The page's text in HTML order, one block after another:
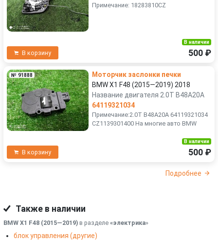
Примечание: 18283810CZ
В корзину
В наличии
500 ₽
№ 91888
Моторчик заслонки печки
BMW X1 F48 (2015—2019) 2018
Название двигателя 2.0T B48A20A
64119321034
Примечание:2.0T B48A20A 64119321034
CZ1139301400 На многие авто BMW
В корзину
В наличии
500 ₽
Подробнее
Также в наличии
BMW X1 F48 (2015—2019) в разделе «электрика»
блок управления (другие)